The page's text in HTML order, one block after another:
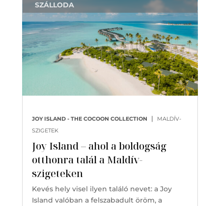
Joy Island – ahol a boldogság
otthonra talál a Maldív-
szigeteken
JOY ISLAND - THE COCOON COLLECTION |
MALDÍV-
SZIGETEK
SZÁLLODA
Kevés hely visel ilyen találó nevet: a Joy
Island valóban a felszabadult öröm, a